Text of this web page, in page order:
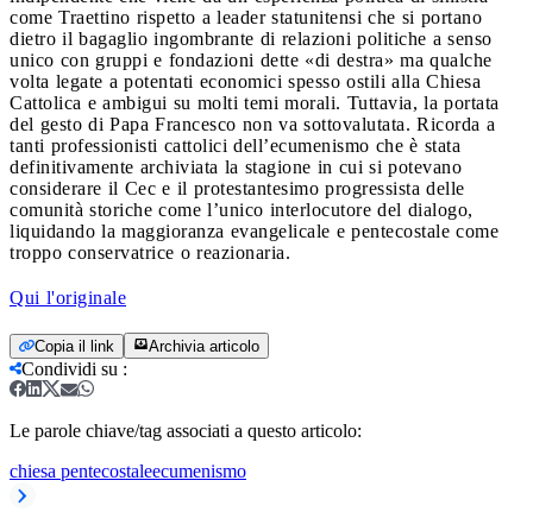
come Traettino rispetto a leader statunitensi che si portano
dietro il bagaglio ingombrante di relazioni politiche a senso
unico con gruppi e fondazioni dette «di destra» ma qualche
volta legate a potentati economici spesso ostili alla Chiesa
Cattolica e ambigui su molti temi morali. Tuttavia, la portata
del gesto di Papa Francesco non va sottovalutata. Ricorda a
tanti professionisti cattolici dell’ecumenismo che è stata
definitivamente archiviata la stagione in cui si potevano
considerare il Cec e il protestantesimo progressista delle
comunità storiche come l’unico interlocutore del dialogo,
liquidando la maggioranza evangelicale e pentecostale come
troppo conservatrice o reazionaria.
Qui l'originale
Copia il link Archivia articolo
Condividi su :
Le parole chiave/tag associati a questo articolo:
chiesa pentecostaleecumenismo